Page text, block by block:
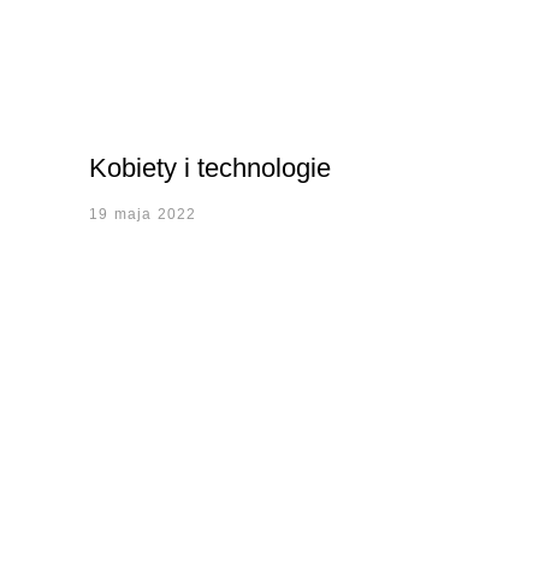
Kobiety i technologie
19 maja 2022